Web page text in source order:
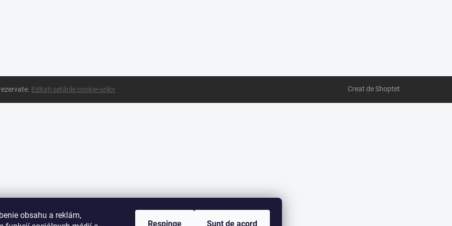
obsahu a reklám,
Respinge Sunt de acord
Creat de Shoptet
Editați setările cookie-urilor